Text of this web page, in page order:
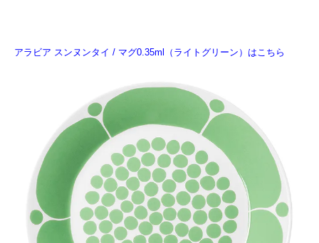
アラビア スンヌンタイ / マグ0.35ml（ライトグリーン）はこちら